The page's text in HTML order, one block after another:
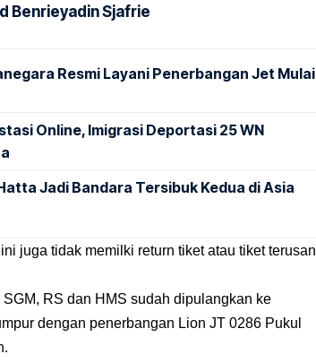
Benrieyadin Sjafrie
Resmi Layani Penerbangan Jet Mulai
Online, Imigrasi Deportasi 25 WN
Jadi Bandara Tersibuk Kedua di Asia
juga tidak memilki return tiket atau tiket terusan
RS dan HMS sudah dipulangkan ke
dengan penerbangan Lion JT 0286 Pukul